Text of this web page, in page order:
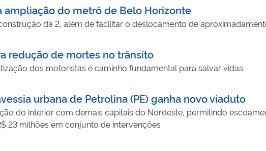
ampliação do metrô de Belo Horizonte
da 2, além de facilitar o deslocamento de
redução de mortes no trânsito
dos motoristas é caminho fundamental para salvar vidas
urbana de Petrolina (PE) ganha novo viaduto
do interior com demais capitais do Nordeste, permitindo
23 milhões em conjunto de intervenções